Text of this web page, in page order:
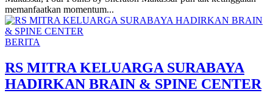
memanfaatkan momentum...
BERITA
RS MITRA KELUARGA SURABAYA
HADIRKAN BRAIN & SPINE CENTER